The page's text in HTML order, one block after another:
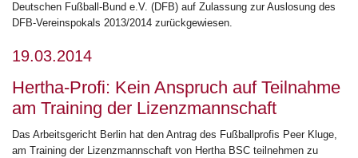
Deutschen Fußball-Bund e.V. (DFB) auf Zulassung zur Auslosung des
DFB-Vereinspokals 2013/2014 zurückgewiesen.
19.03.2014
Hertha-Profi: Kein Anspruch auf Teilnahme
am Training der Lizenzmannschaft
Das Arbeitsgericht Berlin hat den Antrag des Fußballprofis Peer Kluge,
am Training der Lizenzmannschaft von Hertha BSC teilnehmen zu